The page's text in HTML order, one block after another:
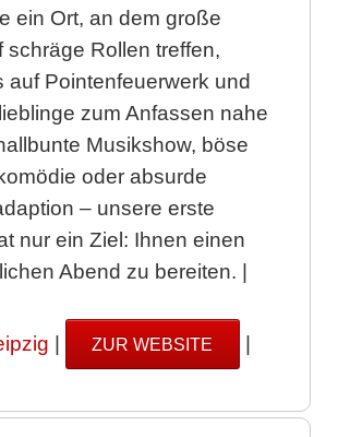
ein Ort, an dem große
schräge Rollen treffen,
auf Pointenfeuerwerk und
zum Anfassen nahe
Musikshow, böse
oder absurde
– unsere erste
nur ein Ziel: Ihnen einen
Abend zu bereiten. |
| ZUR WEBSITE |